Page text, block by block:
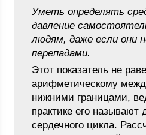
Уметь определять
давление
людям, даже если они
перепадами.
Этот показатель не
арифметическому
нижними границами,
практике его называют
сердечного цикла.